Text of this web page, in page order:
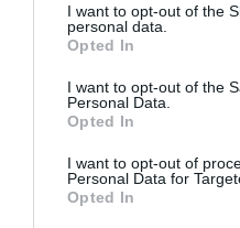
not limited to your visit or
grant or deny consent to
use your data for below
consent section.
I want to opt-out of the
personal data.
Opted In
I want to opt-out of the
Personal Data.
Opted In
I want to opt-out of
Personal Data for
Opted In
HASONLÓ BEJEGYZÉSEK